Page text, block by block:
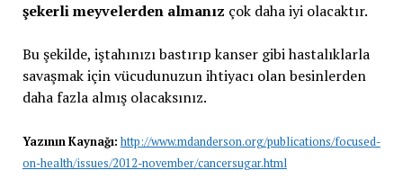
şekerli meyvelerden almanız çok daha iyi olacaktır.
Bu şekilde, iştahınızı bastırıp kanser gibi hastalıklarla
savaşmak için vücudunuzun ihtiyacı olan besinlerden
daha fazla almış olacaksınız.
Yazının Kaynağı: http://www.mdanderson.org/publications/focused-
on-health/issues/2012-november/cancersugar.html